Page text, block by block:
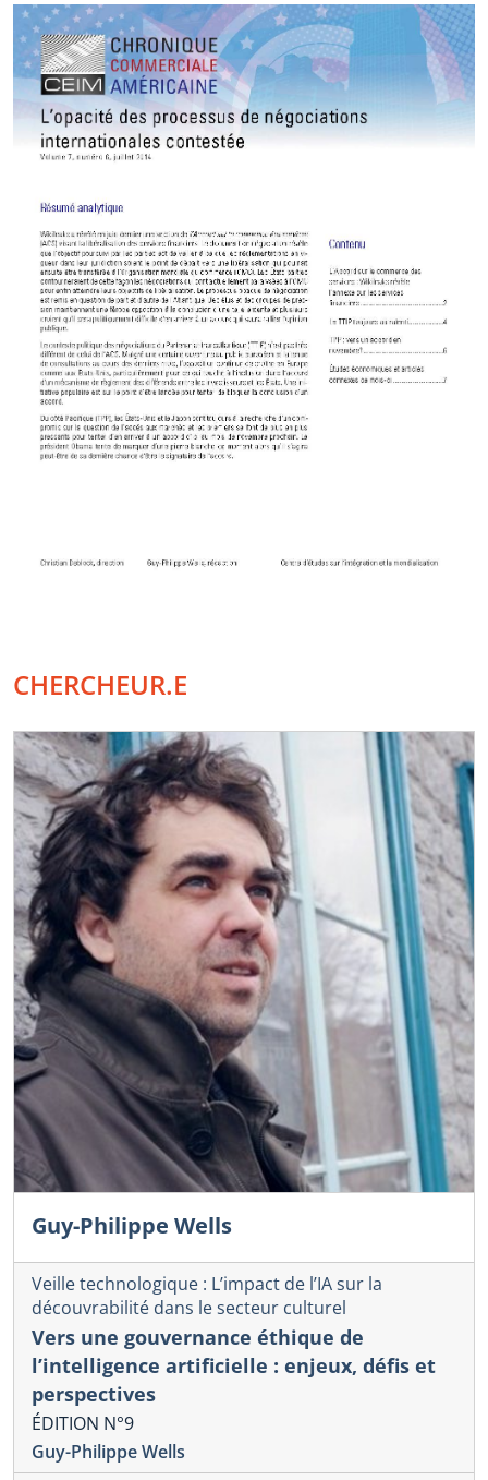
CHERCHEUR.E
Guy-Philippe Wells
Veille technologique : L’impact de l’IA sur la
découvrabilité dans le secteur culturel
Vers une gouvernance éthique de
l’intelligence artificielle : enjeux, défis et
perspectives
ÉDITION N°9
Guy-Philippe Wells